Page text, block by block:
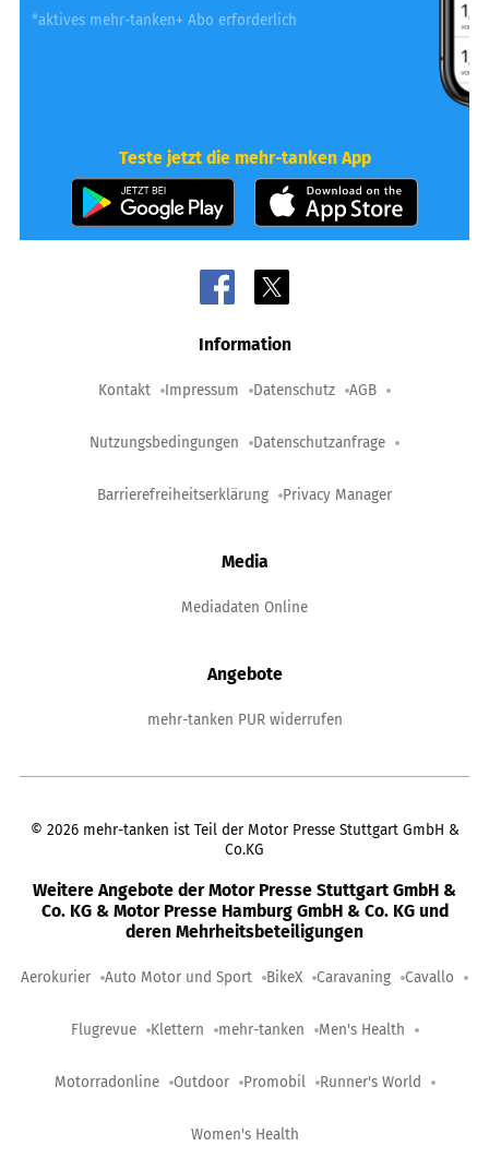
*aktives mehr-tanken+ Abo erforderlich
Teste jetzt die mehr-tanken App
Information
Kontakt Impressum Datenschutz AGB
Nutzungsbedingungen Datenschutzanfrage
Barrierefreiheitserklärung Privacy Manager
Media
Mediadaten Online
Angebote
mehr-tanken PUR widerrufen
© 2026 mehr-tanken ist Teil der Motor Presse Stuttgart GmbH &
Co.KG
Weitere Angebote der Motor Presse Stuttgart GmbH &
Co. KG & Motor Presse Hamburg GmbH & Co. KG und
deren Mehrheitsbeteiligungen
Aerokurier Auto Motor und Sport BikeX Caravaning Cavallo
Flugrevue Klettern mehr-tanken Men's Health
Motorradonline Outdoor Promobil Runner's World
Women's Health